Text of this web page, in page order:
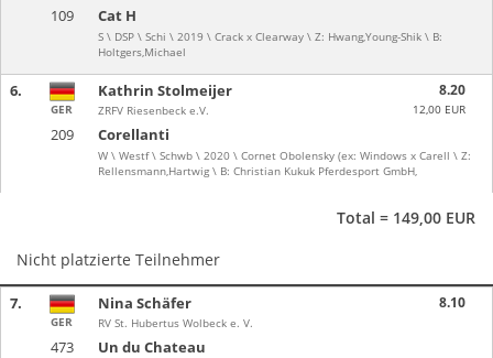
109 Cat H
S \ DSP \ Schi \ 2019 \ Crack x Clearway \ Z: Hwang,Young-Shik \ B:
Holtgers,Michael
6.
209 Corellanti
W \ Westf \ Schwb \ 2020 \ Cornet Obolensky (ex: Windows x Carell \ Z:
Rellensmann,Hartwig \ B: Christian Kukuk Pferdesport GmbH,
GER
Kathrin Stolmeijer
ZRFV Riesenbeck e.V.
8.20
12,00 EUR
Total = 149,00 EUR
Nicht platzierte Teilnehmer
7.
473 Un du Chateau
GER
Nina Schäfer
RV St. Hubertus Wolbeck e. V.
8.10